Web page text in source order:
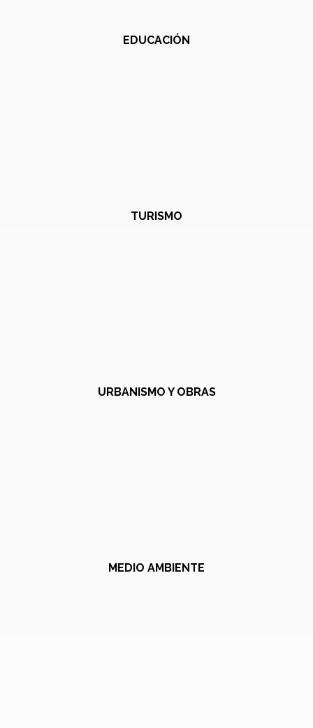
EDUCACIÓN
TURISMO
URBANISMO Y OBRAS
MEDIO AMBIENTE